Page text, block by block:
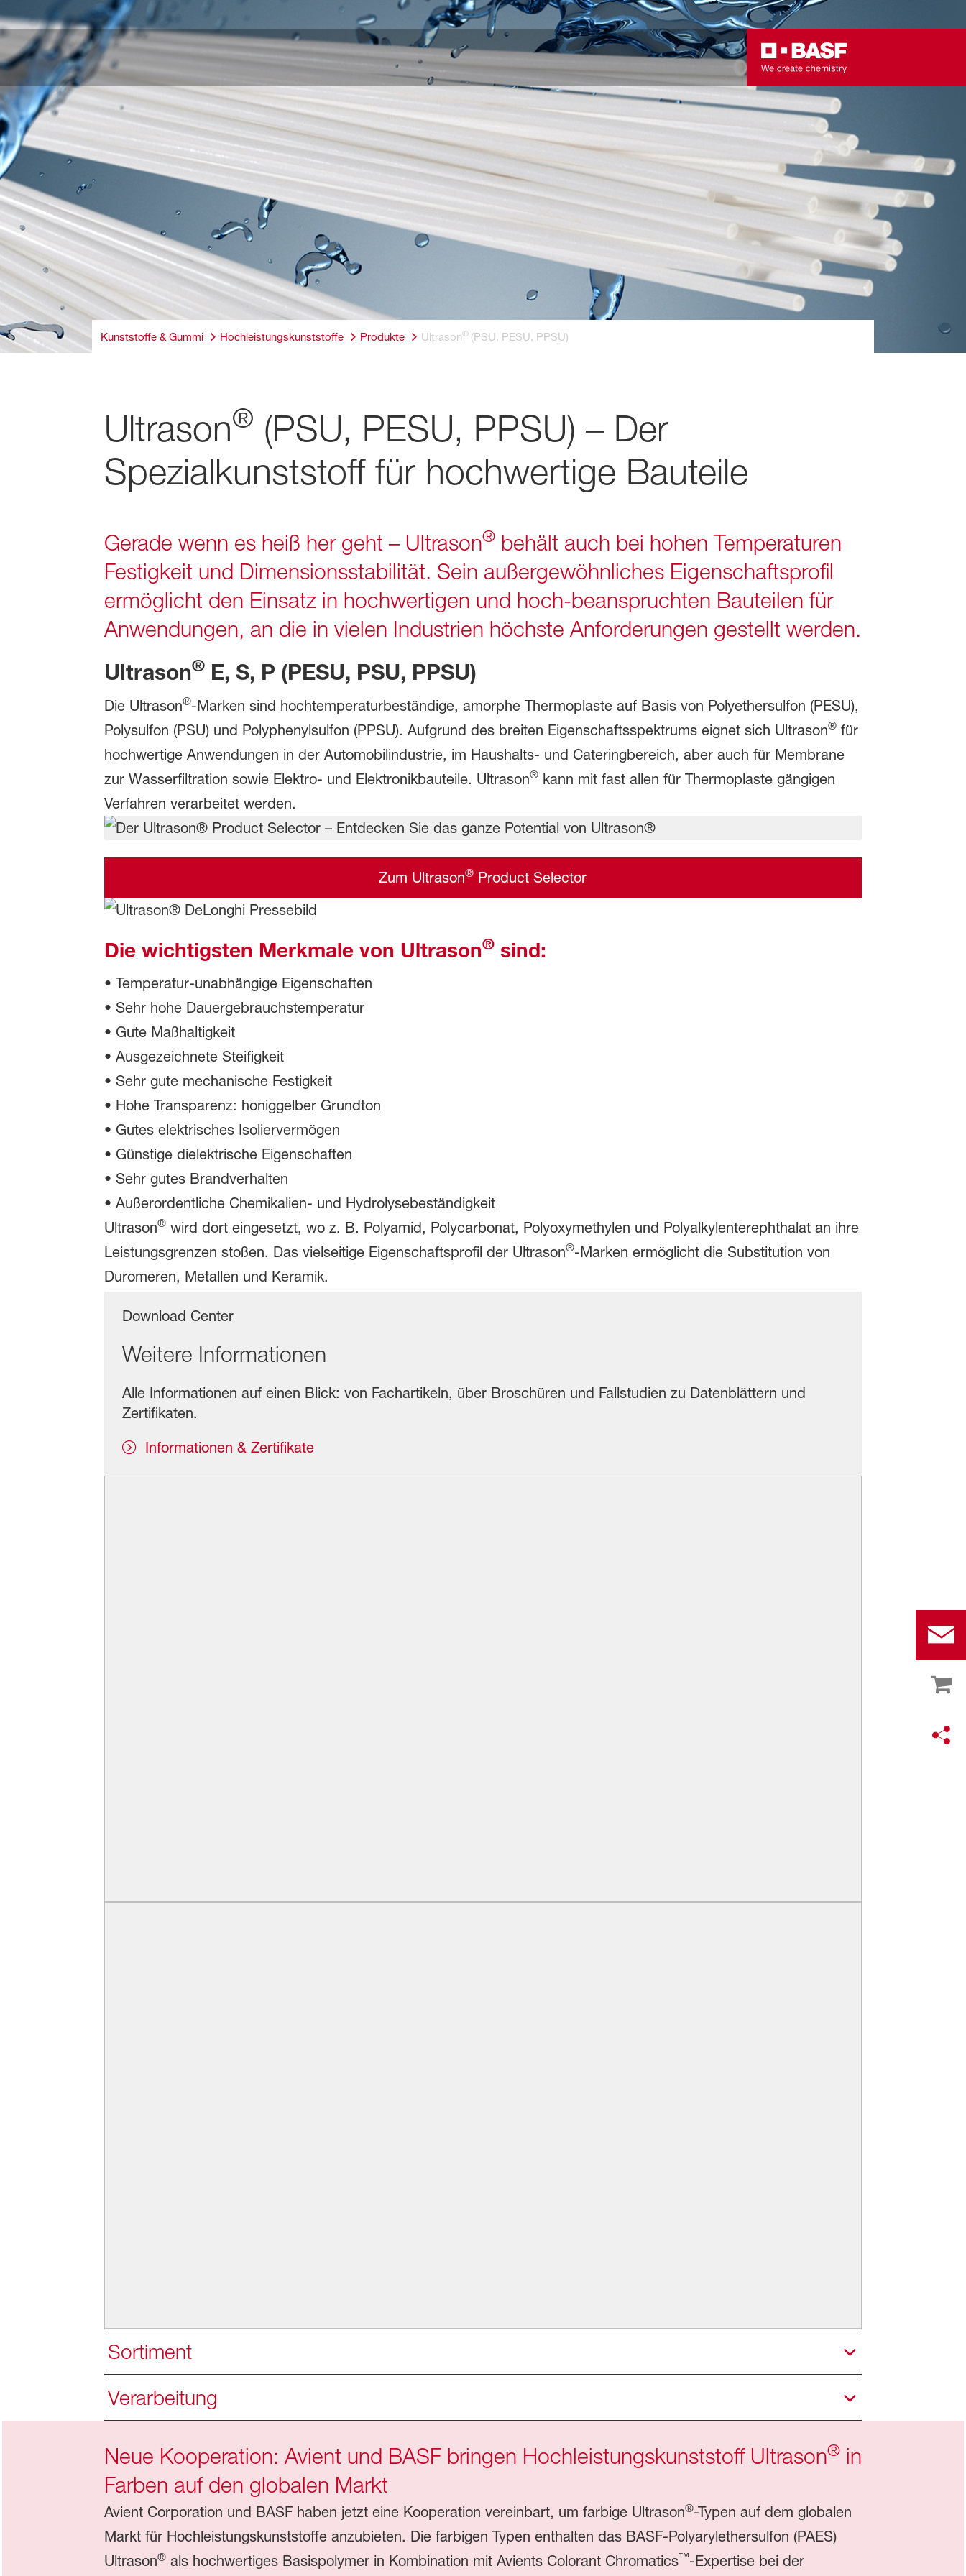
Kunststoffe & Gummi Hochleistungskunststoffe Produkte Ultrason® (PSU, PESU, PPSU)
Ultrason® (PSU, PESU, PPSU) – Der
Spezialkunststoff für hochwertige Bauteile
Gerade wenn es heiß her geht – Ultrason®behält auch bei hohen Temperaturen
Festigkeit und Dimensionsstabilität. Sein außergewöhnliches Eigenschaftsprofil
ermöglicht den Einsatz in hochwertigen und hoch-beanspruchten Bauteilen für
Anwendungen, an die in vielen Industrien höchste Anforderungen gestellt werden.
Ultrason®E, S, P (PESU, PSU, PPSU)
Die Ultrason®-Marken sind hochtemperaturbeständige, amorphe Thermoplaste auf Basis von Polyethersulfon (PESU),
Polysulfon (PSU) und Polyphenylsulfon (PPSU). Aufgrund des breiten Eigenschaftsspektrums eignet sich Ultrason®für
hochwertige Anwendungen in der Automobilindustrie, im Haushalts- und Cateringbereich, aber auch für Membrane
zur Wasserfiltration sowie Elektro- und Elektronikbauteile. Ultrason®kann mit fast allen für Thermoplaste gängigen
Verfahren verarbeitet werden.
Zum Ultrason® Product Selector
Die wichtigsten Merkmale von Ultrason®sind:
• Temperatur-unabhängige Eigenschaften
• Sehr hohe Dauergebrauchstemperatur
• Gute Maßhaltigkeit
• Ausgezeichnete Steifigkeit
• Sehr gute mechanische Festigkeit
• Hohe Transparenz: honiggelber Grundton
• Gutes elektrisches Isoliervermögen
• Günstige dielektrische Eigenschaften
• Sehr gutes Brandverhalten
• Außerordentliche Chemikalien- und Hydrolysebeständigkeit
Ultrason®wird dort eingesetzt, wo z. B. Polyamid, Polycarbonat, Polyoxymethylen und Polyalkylenterephthalat an ihre
Leistungsgrenzen stoßen. Das vielseitige Eigenschaftsprofil der Ultrason®-Marken ermöglicht die Substitution von
Duromeren, Metallen und Keramik.
Download Center
Weitere Informationen
Alle Informationen auf einen Blick: von Fachartikeln, über Broschüren und Fallstudien zu Datenblättern und
Zertifikaten.
Informationen & Zertifikate
Sortiment
Verarbeitung
Neue Kooperation: Avient und BASF bringen Hochleistungskunststoff Ultrason®in
Farben auf den globalen Markt
Avient Corporation und BASF haben jetzt eine Kooperation vereinbart, um farbige Ultrason®-Typen auf dem globalen
Markt für Hochleistungskunststoffe anzubieten. Die farbigen Typen enthalten das BASF-Polyarylethersulfon (PAES)
Ultrason®als hochwertiges Basispolymer in Kombination mit Avients Colorant Chromatics™-Expertise bei der